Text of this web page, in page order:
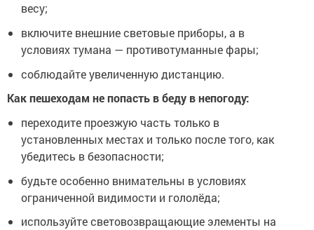
весу;
включите внешние световые приборы, а в
условиях тумана — противотуманные фары;
соблюдайте увеличенную дистанцию.
Как пешеходам не попасть в беду в непогоду:
переходите проезжую часть только в
установленных местах и только после того, как
убедитесь в безопасности;
будьте особенно внимательны в условиях
ограниченной видимости и гололёда;
используйте световозвращающие элементы на